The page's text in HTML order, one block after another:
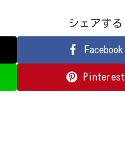
シェアする
Facebook
Pinterest